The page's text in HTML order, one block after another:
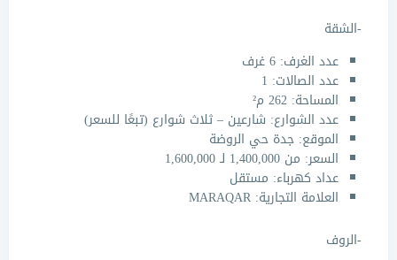
-الشقة
عدد الغرف: 6 غرف
عدد الصالات: 1
المساحة: 262 م²
عدد الشوارع: شارعين – ثلاث شوارع (تبعًا للسعر)
الموقع: جدة حي الروضة
السعر: من 1,400,000 لـ 1,600,000
عداد كهرباء: مستقل
العلامة التجارية: MARAQAR
-الروف